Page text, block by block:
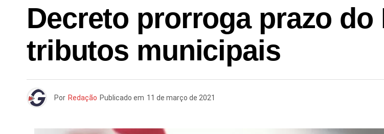
Decreto prorroga prazo do
tributos municipais
Por Redação Publicado em 11 de março de 2021